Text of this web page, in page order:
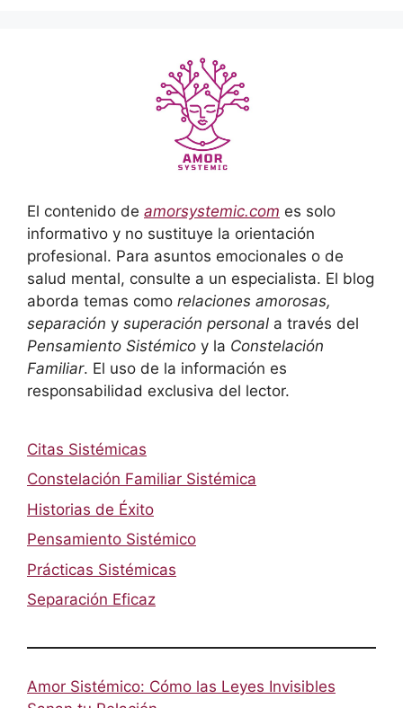
El contenido de amorsystemic.com es solo
informativo y no sustituye la orientación
profesional. Para asuntos emocionales o de
salud mental, consulte a un especialista. El blog
aborda temas como relaciones amorosas,
separación y superación personal a través del
Pensamiento Sistémico y la Constelación
Familiar. El uso de la información es
responsabilidad exclusiva del lector.
Citas Sistémicas
Constelación Familiar Sistémica
Historias de Éxito
Pensamiento Sistémico
Prácticas Sistémicas
Separación Eficaz
Amor Sistémico: Cómo las Leyes Invisibles